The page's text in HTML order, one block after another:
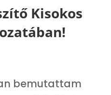
Kisokos
bemutattam